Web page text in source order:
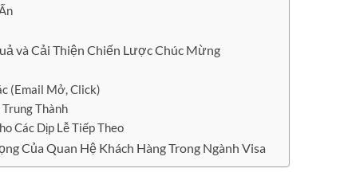
và Cải Thiện Chiến Lược Chúc Mừng
(Email Mở, Click)
Thành
Các Dịp Lễ Tiếp Theo
Của Quan Hệ Khách Hàng Trong Ngành Visa